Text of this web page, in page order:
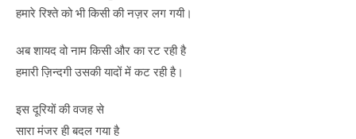
हमारे रिश्ते को भी किसी की नज़र लग गयी।
अब शायद वो नाम किसी और का रट रही है
हमारी ज़िन्दगी उसकी यादों में कट रही है।
इस दूरियों की वजह से
सारा मंजर ही बदल गया है